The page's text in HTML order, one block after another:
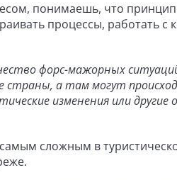
понимаешь, что
процессы, работать с
форс-мажорных
а там могут
изменения или
сложным в